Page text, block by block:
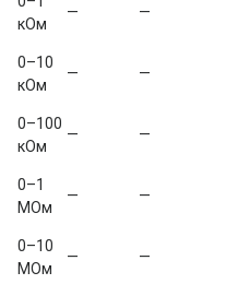
кОм
— —
0–10
кОм
— —
0–100
кОм
— —
0–1
МОм
— —
0–10
МОм
— —